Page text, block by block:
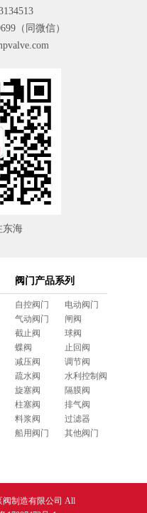
（同微信）
东海
阀门产品系列
自控阀门
电动阀门
气动阀门
闸阀
截止阀
球阀
蝶阀
止回阀
减压阀
调节阀
疏水阀
水利控制阀
旋塞阀
隔膜阀
柱塞阀
排气阀
料浆阀
过滤器
船用阀门
其他阀门
阀制造有限公司 All